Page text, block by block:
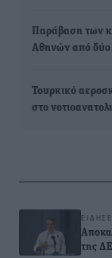
Παράβαση των
Αθηνών από δύο
Τουρκικό
στο
της